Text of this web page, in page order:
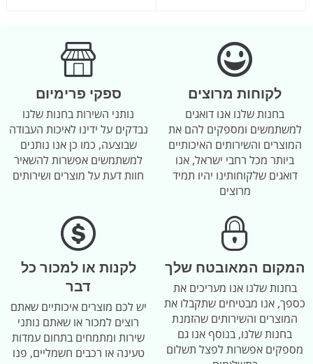
לקוחות מרוצים
בחנות שלנו אנו דואגים
למשתמשים ומספקים להם את
המוצרים והשירותים האיכותיים
ביותר מכל רחבי ישראל, אנו
דואגים שלקוחותינו יהיו תמיד
מרוצים
ספקי פרימיום
נותני השירות בחנות שלנו
נבדקים על ידינו לאיכות העבודה
שבוצעה, כמו כן אנו נותנים
למשתמשים אפשרות להשאיר
חוות דעת על מוצרים ושירותים
המקום המאובטח שלך
בחנות שלנו אנו מעריכים את
כספך, אנו מבטיחים שתקבלו את
המוצרים והשירותים שהזמנת
בחנות שלנו, בנוסף אנו גם
מספקים אפשרות לפצל תשלום
לקנות או למכור כל
דבר
יש לכם מוצרים איכותיים שאתם
רוצים למכור או שאתם נותני
שירות ומתמחים בתחום עמדות
טעינה או רכבים חשמליים, פנו